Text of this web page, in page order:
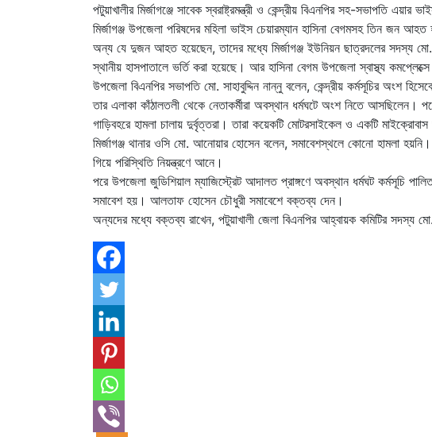
পটুয়াখালীর মির্জাগঞ্জে সাবেক স্বরাষ্ট্রমন্ত্রী ও কেন্দ্রীয় বিএনপির সহ-সভাপতি
মির্জাগঞ্জ উপজেলা পরিষদের মহিলা ভাইস চেয়ারম্যান হাসিনা বেগমসহ তিন জন আহত
অন্য যে দুজন আহত হয়েছেন, তাদের মধ্যে মির্জাগঞ্জ ইউনিয়ন ছাত্রদলের সদস্য
স্থানীয় হাসপাতালে ভর্তি করা হয়েছে। আর হাসিনা বেগম উপজেলা স্বাস্থ্য কমপ্লেক্সে
উপজেলা বিএনপির সভাপতি মো. সাহাবুদ্দিন নান্নু বলেন, কেন্দ্রীয় কর্মসূচির অংশ
তার এলাকা কাঁঠালতলী থেকে নেতাকর্মীরা অবস্থান ধর্মঘটে অংশ নিতে আসছিলেন।
গাড়িবহরে হামলা চালায় দুর্বৃত্তরা। তারা কয়েকটি মোটরসাইকেল ও একটি
মির্জাগঞ্জ থানার ওসি মো. আনোয়ার হোসেন বলেন, সমাবেশস্থলে কোনো হামলা
গিয়ে পরিস্থিতি নিয়ন্ত্রণে আনে।
পরে উপজেলা জুডিশিয়াল ম্যাজিস্ট্রেট আদালত প্রাঙ্গণে অবস্থান ধর্মঘট কর্মসূচি
সমাবেশ হয়। আলতাফ হোসেন চৌধুরী সমাবেশে বক্তব্য দেন।
অন্যদের মধ্যে বক্তব্য রাখেন, পটুয়াখালী জেলা বিএনপির আহ্বায়ক কমিটির সদস্য